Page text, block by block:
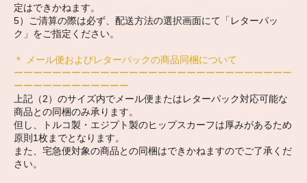
定はできかねます。
5）ご清算の際は必ず、配送方法の選択画面にて「レターパッ
ク」をご指定ください。
＊ メール便およびレターパックの商品同梱について
ーーーーーーーーーーーーーーーーーーーーーーーーーーーーー
ーーーーーーーーーーーー
上記（2）のサイズ内でメール便またはレターパック対応可能な
商品との同梱のみ承ります。
但し、トルコ製・エジプト製のヒップスカーフは厚みがあるため
原則1枚までとなります。
また、宅急便対象の商品との同梱はできかねますのでご了承くだ
さい。